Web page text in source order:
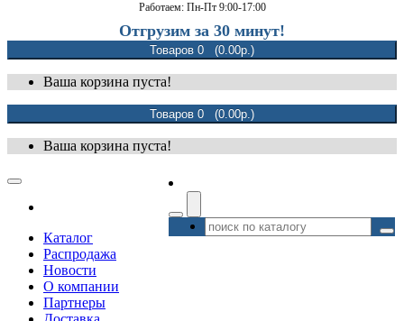
Работаем: Пн-Пт 9:00-17:00
Отгрузим за 30 минут!
Товаров 0 (0.00р.)
Ваша корзина пуста!
Товаров 0 (0.00р.)
Ваша корзина пуста!
Каталог
Распродажа
Новости
О компании
Партнеры